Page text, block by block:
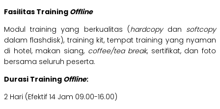
Fasilitas Training Offline
Modul training yang berkualitas (hardcopydan softcopy
dalam flashdisk), training kit, tempat training yang nyaman
di hotel, makan siang, coffee/tea break, sertifikat, dan foto
bersama seluruh peserta.
Durasi Training Offline:
2 Hari (Efektif 14 Jam 09.00-16.00)